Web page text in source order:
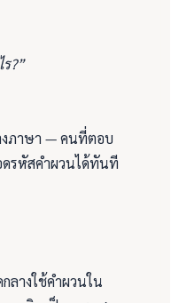
?”
งภาษา — คนที่ตอบ
ดรหัสคำผวนได้ทันที
ลางใช้คำผวนใน